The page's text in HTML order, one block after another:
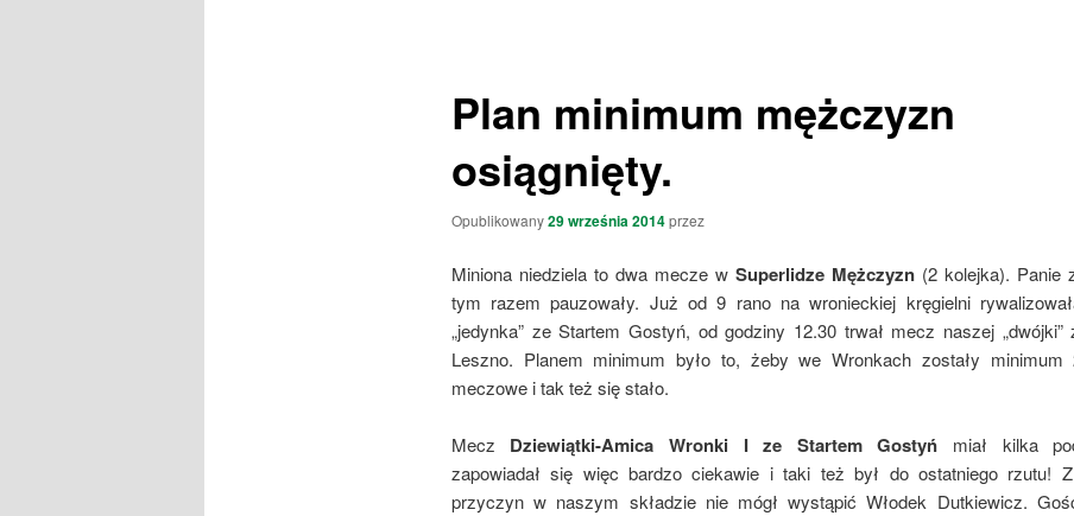
Plan minimum mężczyzn
osiągnięty.
Opublikowany29 września 2014przez
Miniona niedziela to dwa mecze w Superlidze Mężczyzn (2 kolejka). Panie
tym razem pauzowały. Już od 9 rano na wronieckiej kręgielni
„jedynka” ze Startem Gostyń, od godziny 12.30 trwał mecz naszej „dwójki”
Leszno. Planem minimum było to, żeby we Wronkach zostały minimum
meczowe i tak też się stało.
Mecz Dziewiątki-Amica Wronki I ze Startem Gostyń miał kilka
zapowiadał się więc bardzo ciekawie i taki też był do ostatniego rzutu!
przyczyn w naszym składzie nie mógł wystąpić Włodek Dutkiewicz.